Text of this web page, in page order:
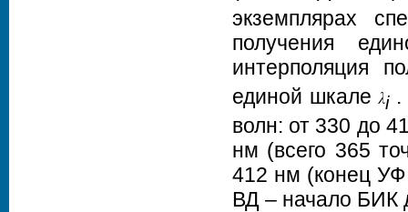
экземплярах
получения
интерполяция
единой шкале
i.
волн: от 330 до
нм (всего 365
412 нм (конец
ВД – начало БИК